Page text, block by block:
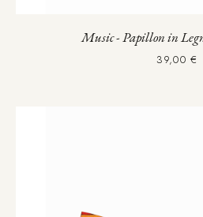
Music - Papillon in
39,00 €